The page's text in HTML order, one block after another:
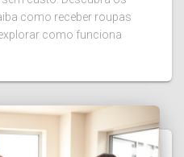
como receber roupas
como funciona